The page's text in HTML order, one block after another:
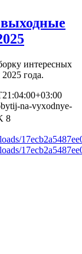
интересных
года.
na-vyxodnye-
8